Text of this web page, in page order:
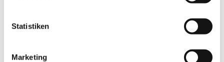
Statistiken
Marketing